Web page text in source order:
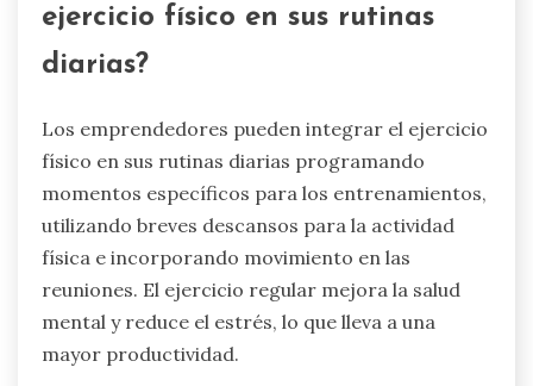
ejercicio físico en sus rutinas
diarias?
Los emprendedores pueden integrar el ejercicio
físico en sus rutinas diarias programando
momentos específicos para los entrenamientos,
utilizando breves descansos para la actividad
física e incorporando movimiento en las
reuniones. El ejercicio regular mejora la salud
mental y reduce el estrés, lo que lleva a una
mayor productividad.